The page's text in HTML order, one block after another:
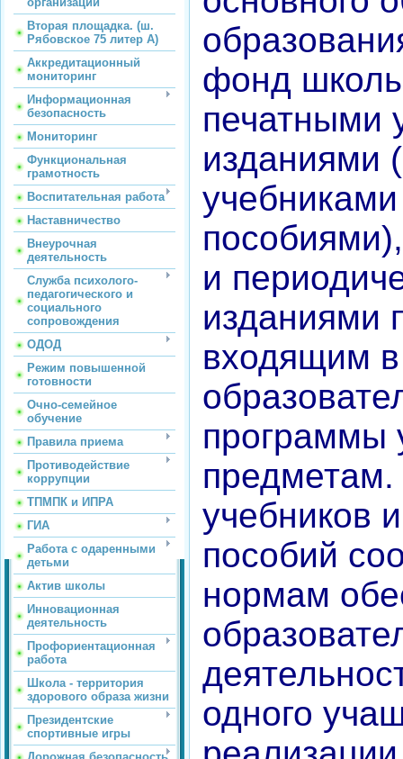
Вторая площадка. (ш.
Рябовское 75 литер А)
Аккредитационный
мониторинг
Информационная
безопасность
Мониторинг
Функциональная
грамотность
Воспитательная работа
Наставничество
Внеурочная
деятельность
Служба психолого-
педагогического и
социального
сопровождения
ОДОД
Режим повышенной
готовности
Очно-семейное
обучение
Правила приема
Противодействие
коррупции
ТПМПК и ИПРА
ГИА
Работа с одаренными
детьми
Актив школы
Инновационная
деятельность
Профориентационная
работа
Школа - территория
здорового образа жизни
Президентские
спортивные игры
фонд
печатными
изданиями
и
изданиями
входящим
программы
предметам.
учебников
пособий
нормам
одного